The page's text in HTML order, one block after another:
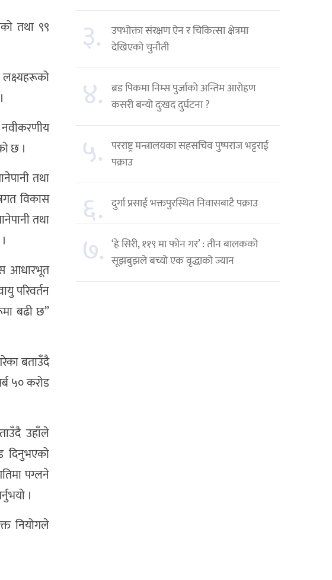
तथा ९९
छ ।
तथा
विकास
तथा
आधारभूत
परिवर्तन
बढी छ”
बताउँदै
५० करोड
उहाँले
दिनुभएको
पग्लने
।
नियोगले
३.
उपभोक्ता संरक्षण ऐन र चिकित्सा क्षेत्रमा
देखिएको चुनौती
४. ब्रड पिकमा निम्स पुर्जाको अन्तिम आरोहण
कसरी बन्यो दुःखद दुर्घटना ?
५. परराष्ट्र मन्त्रालयका सहसचिव पुष्पराज भट्टराई
पक्राउ
६. दुर्गा प्रसाईं भक्तपुरस्थित निवासबाटै पक्राउ
७. ‘हे सिरी, ११९ मा फोन गर’ : तीन बालकको
सूझबुझले बच्यो एक वृद्धाको ज्यान